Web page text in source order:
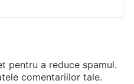
pentru a reduce spamul.
comentariilor tale.